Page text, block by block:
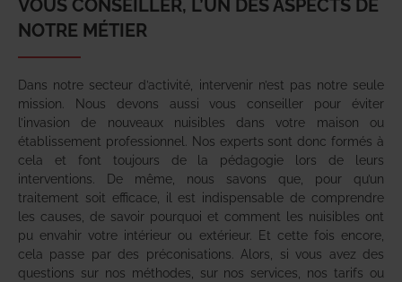
VOUS CONSEILLER, L’UN DES ASPECTS DE
NOTRE MÉTIER
Dans notre secteur d’activité, intervenir n’est pas notre seule
mission. Nous devons aussi vous conseiller pour éviter
l’invasion de nouveaux nuisibles dans votre maison ou
établissement professionnel. Nos experts sont donc formés à
cela et font toujours de la pédagogie lors de leurs
interventions. De même, nous savons que, pour qu’un
traitement soit efficace, il est indispensable de comprendre
les causes, de savoir pourquoi et comment les nuisibles ont
pu envahir votre intérieur ou extérieur. Et cette fois encore,
cela passe par des préconisations. Alors, si vous avez des
questions sur nos méthodes, sur nos services, nos tarifs ou